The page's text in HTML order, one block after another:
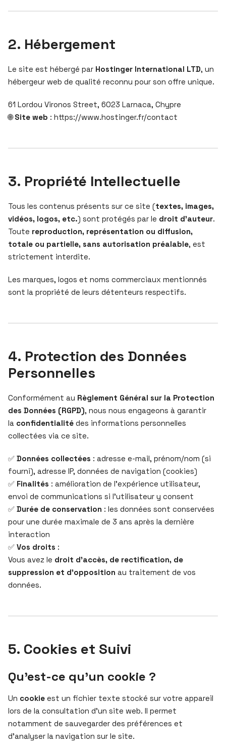
2. Hébergement
Le site est hébergé par Hostinger International LTD, un
hébergeur web de qualité reconnu pour son offre unique.
61 Lordou Vironos Street, 6023 Larnaca, Chypre
🌐Site web : https://www.hostinger.fr/contact
3. Propriété Intellectuelle
Tous les contenus présents sur ce site (textes, images,
vidéos, logos, etc.) sont protégés par le droit d’auteur.
Toute reproduction, représentation ou diffusion,
totale ou partielle, sans autorisation préalable, est
strictement interdite.
Les marques, logos et noms commerciaux mentionnés
sont la propriété de leurs détenteurs respectifs.
4. Protection des Données
Personnelles
Conformément au Règlement Général sur la Protection
des Données (RGPD), nous nous engageons à garantir
la confidentialité des informations personnelles
collectées via ce site.
✅ Données collectées : adresse e-mail, prénom/nom (si
fourni), adresse IP, données de navigation (cookies)
✅ Finalités : amélioration de l’expérience utilisateur,
envoi de communications si l’utilisateur y consent
✅ Durée de conservation : les données sont conservées
pour une durée maximale de 3 ans après la dernière
interaction
✅ Vos droits :
Vous avez le droit d’accès, de rectification, de
suppression et d’opposition au traitement de vos
données.
5. Cookies et Suivi
Qu’est-ce qu’un cookie ?
Un cookie est un fichier texte stocké sur votre appareil
lors de la consultation d’un site web. Il permet
notamment de sauvegarder des préférences et
d’analyser la navigation sur le site.